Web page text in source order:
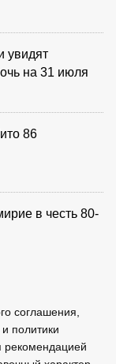
увидят
на 31 июля
86
в честь 80-
соглашения,
политики
рекомендацией